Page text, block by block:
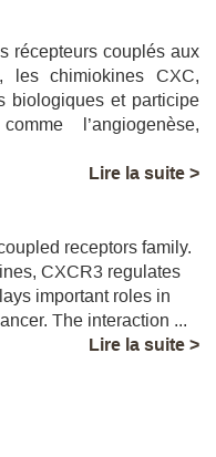
récepteurs couplés aux
les chimiokines CXC,
biologiques et participe
l’angiogenèse,
Lire la suite >
receptors family.
CXCR3 regulates
important roles in
The interaction ...
Lire la suite >